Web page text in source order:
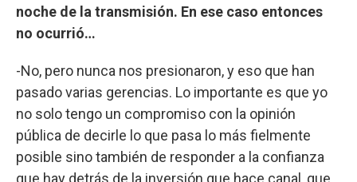
noche de la transmisión. En ese caso entonces
no ocurrió…
-No, pero nunca nos presionaron, y eso que han
pasado varias gerencias. Lo importante es que yo
no solo tengo un compromiso con la opinión
pública de decirle lo que pasa lo más fielmente
posible sino también de responder a la confianza